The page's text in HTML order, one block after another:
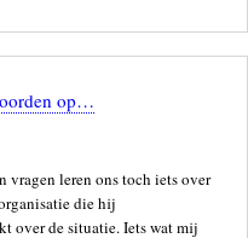
op…
vragen leren ons toch iets over
die hij
over de situatie. Iets wat mij